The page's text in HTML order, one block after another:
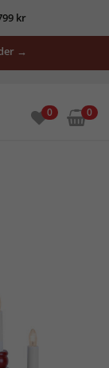
kr
→
0 0